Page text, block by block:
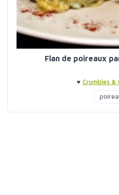
Flan de poireaux
♥ Crumbles &